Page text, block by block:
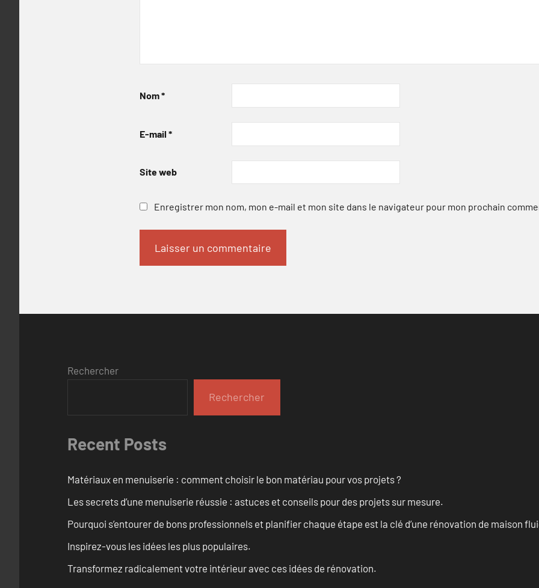
Nom*
E-mail *
Site web
Enregistrer mon nom, mon e-mail et mon site dans le navigateur pour mon prochain
Rechercher
Rechercher
Recent Posts
Matériaux en menuiserie : comment choisir le bon matériau pour vos projets ?
Les secrets d’une menuiserie réussie : astuces et conseils pour des projets sur mesure.
Pourquoi s’entourer de bons professionnels et planifier chaque étape est la clé d’une rénovation de maison
Inspirez-vous les idées les plus populaires.
Transformez radicalement votre intérieur avec ces idées de rénovation.